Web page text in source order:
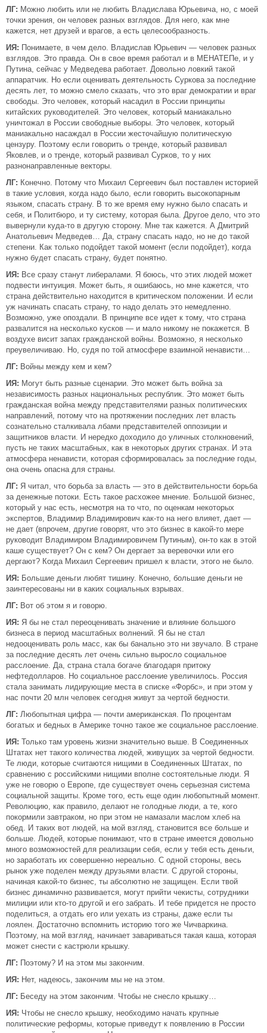
ЛГ: Можно любить или не любить Владислава Юрьевича, но, с моей
точки зрения, он человек разных взглядов. Для него, как мне
кажется, нет друзей и врагов, а есть целесообразность.
ИЯ: Понимаете, в чем дело. Владислав Юрьевич — человек разных
взглядов. Это правда. Он в свое время работал и в МЕНАТЕПе, и у
Путина, сейчас у Медведева работает. Довольно ловкий такой
аппаратчик. Но если оценивать деятельность Суркова за последние
десять лет, то можно смело сказать, что это враг демократии и враг
свободы. Это человек, который насадил в России принципы
китайских руководителей. Это человек, который маниакально
уничтожал в России свободные выборы. Это человек, который
маниакально насаждал в России жесточайшую политическую
цензуру. Поэтому если говорить о тренде, который развивал
Яковлев, и о тренде, который развивал Сурков, то у них
разнонаправленные векторы.
ЛГ: Конечно. Потому что Михаил Сергеевич был поставлен историей
в такие условия, когда надо было, если говорить высокопарным
языком, спасать страну. В то же время ему нужно было спасать и
себя, и Политбюро, и ту систему, которая была. Другое дело, что это
вывернули куда-то в другую сторону. Мне так кажется. А Дмитрий
Анатольевич Медведев… Да, страну спасать надо, но не до такой
степени. Как только подойдет такой момент (если подойдет), когда
нужно будет спасать страну, будет понятно.
ИЯ: Все сразу станут либералами. Я боюсь, что этих людей может
подвести интуиция. Может быть, я ошибаюсь, но мне кажется, что
страна действительно находится в критическом положении. И если
уж начинать спасать страну, то надо делать это немедленно.
Возможно, уже опоздали. В принципе все идет к тому, что страна
развалится на несколько кусков — и мало никому не покажется. В
воздухе висит запах гражданской войны. Возможно, я несколько
преувеличиваю. Но, судя по той атмосфере взаимной ненависти…
ЛГ: Войны между кем и кем?
ИЯ: Могут быть разные сценарии. Это может быть война за
независимость разных национальных республик. Это может быть
гражданская война между представителями разных политических
направлений, потому что на протяжении последних лет власть
сознательно сталкивала лбами представителей оппозиции и
защитников власти. И нередко доходило до уличных столкновений,
пусть не таких масштабных, как в некоторых других странах. И эта
атмосфера ненависти, которая сформировалась за последние годы,
она очень опасна для страны.
ЛГ: Я читал, что борьба за власть — это в действительности борьба
за денежные потоки. Есть такое расхожее мнение. Большой бизнес,
который у нас есть, несмотря на то что, по оценкам некоторых
экспертов, Владимир Владимирович как-то на него влияет, дает —
не дает (впрочем, другие говорят, что это бизнес в какой-то мере
руководит Владимиром Владимировичем Путиным), он-то как в этой
каше существует? Он с кем? Он дергает за веревочки или его
дергают? Когда Михаил Сергеевич пришел к власти, этого не было.
ИЯ: Большие деньги любят тишину. Конечно, большие деньги не
заинтересованы ни в каких социальных взрывах.
ЛГ: Вот об этом я и говорю.
ИЯ: Я бы не стал переоценивать значение и влияние большого
бизнеса в период масштабных волнений. Я бы не стал
недооценивать роль масс, как бы банально это ни звучало. В стране
за последние десять лет очень сильно выросло социальное
расслоение. Да, страна стала богаче благодаря притоку
нефтедолларов. Но социальное расслоение увеличилось. Россия
стала занимать лидирующие места в списке «Форбс», и при этом у
нас почти 20 млн человек сегодня живут за чертой бедности.
ЛГ: Любопытная цифра — почти американская. По процентам
богатых и бедных в Америке точно такое же социальное расслоение.
ИЯ: Только там уровень жизни значительно выше. В Соединенных
Штатах нет такого количества людей, живущих за чертой бедности.
Те люди, которые считаются нищими в Соединенных Штатах, по
сравнению с российскими нищими вполне состоятельные люди. Я
уже не говорю о Европе, где существует очень серьезная система
социальной защиты. Кроме того, есть еще один любопытный момент.
Революцию, как правило, делают не голодные люди, а те, кого
покормили завтраком, но при этом не намазали маслом хлеб на
обед. И таких вот людей, на мой взгляд, становится все больше и
больше. Людей, которые понимают, что в стране имеется довольно
много возможностей для реализации себя, если у тебя есть деньги,
но заработать их совершенно нереально. С одной стороны, весь
рынок уже поделен между друзьями власти. С другой стороны,
начиная какой-то бизнес, ты абсолютно не защищен. Если твой
бизнес динамично развивается, могут прийти чекисты, сотрудники
милиции или кто-то другой и его забрать. И тебе придется не просто
поделиться, а отдать его или уехать из страны, даже если ты
лоялен. Достаточно вспомнить историю того же Чичваркина.
Поэтому, на мой взгляд, начинает завариваться такая каша, которая
может снести с кастрюли крышку.
ЛГ: Поэтому? И на этом мы закончим.
ИЯ: Нет, надеюсь, закончим мы не на этом.
ЛГ: Беседу на этом закончим. Чтобы не снесло крышку…
ИЯ: Чтобы не снесло крышку, необходимо начать крупные
политические реформы, которые приведут к появлению в России